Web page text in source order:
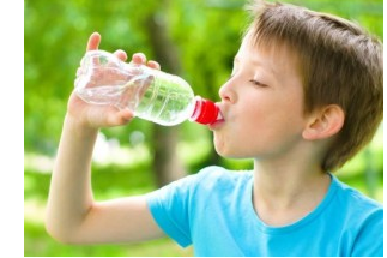
Rekomendavimo